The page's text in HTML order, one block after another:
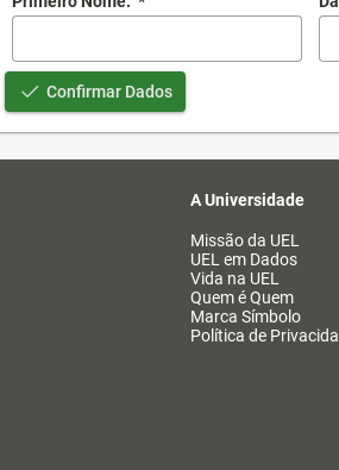
Confirmar Dados
A Universidade
Missão da UEL
UEL em Dados
Vida na UEL
Quem é Quem
Marca Símbolo
Política de